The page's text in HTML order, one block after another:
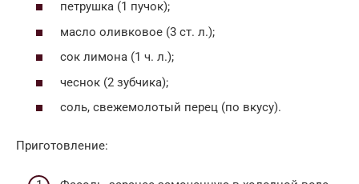
петрушка (1 пучок);
масло оливковое (3 ст. л.);
сок лимона (1 ч. л.);
чеснок (2 зубчика);
соль, свежемолотый перец (по вкусу).
Приготовление: